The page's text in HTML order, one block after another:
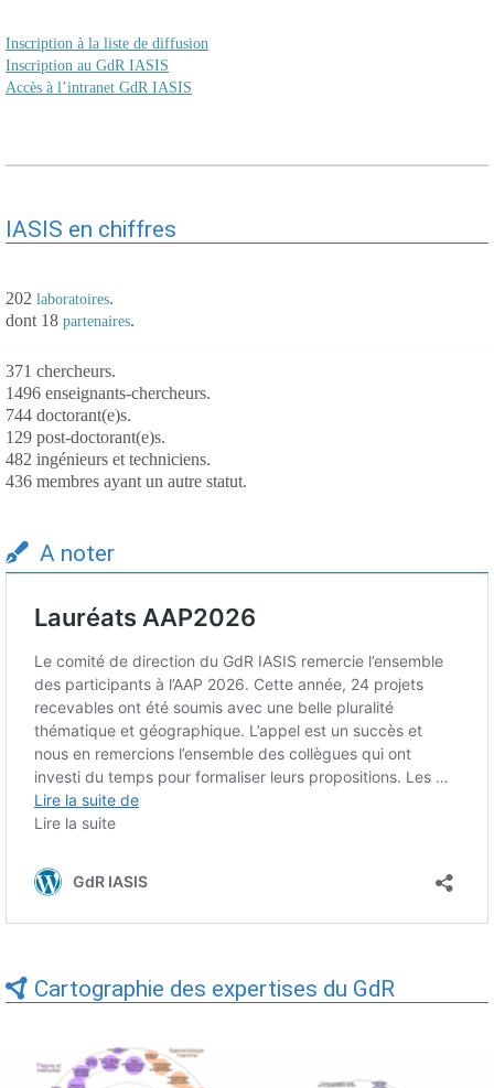
Inscription à la liste de diffusion
Inscription au GdR IASIS
Accès à l’intranet GdR IASIS
IASIS en chiffres
202 laboratoires.
dont 18 partenaires.
371 chercheurs.
1496 enseignants-chercheurs.
744 doctorant(e)s.
129 post-doctorant(e)s.
482 ingénieurs et techniciens.
436 membres ayant un autre statut.
A noter
Cartographie des expertises du GdR